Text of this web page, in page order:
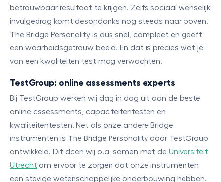
betrouwbaar resultaat te krijgen. Zelfs sociaal wenselijk
invulgedrag komt desondanks nog steeds naar boven.
The Bridge Personality is dus snel, compleet en geeft
een waarheidsgetrouw beeld. En dat is precies wat je
van een kwaliteiten test mag verwachten.
TestGroup: online assessments experts
Bij TestGroup werken wij dag in dag uit aan de beste
online assessments, capaciteitentesten en
kwaliteitentesten. Net als onze andere Bridge
instrumenten is The Bridge Personality door TestGroup
ontwikkeld. Dit doen wij o.a. samen met de Universiteit
Utrecht om ervoor te zorgen dat onze instrumenten
een stevige wetenschappelijke onderbouwing hebben.